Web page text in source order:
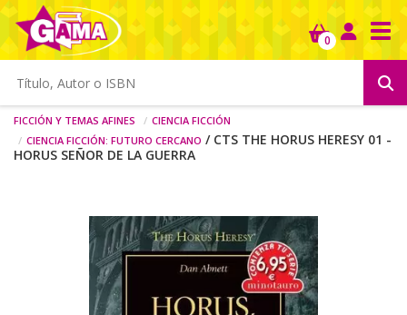
0
Ficción y temas afines
Ciencia ficción
Ciencia ficción: futuro cercano / CTS THE HORUS HERESY 01 -
HORUS SEÑOR DE LA GUERRA